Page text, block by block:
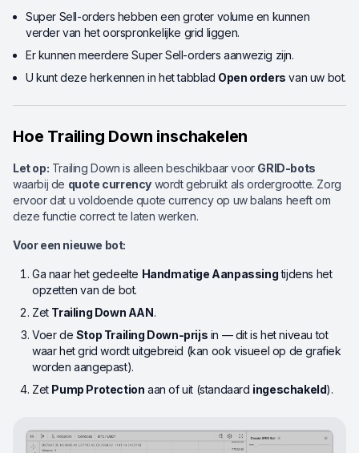
Super Sell-orders hebben een groter volume en kunnen
verder van het oorspronkelijke grid liggen.
Er kunnen meerdere Super Sell-orders aanwezig zijn.
U kunt deze herkennen in het tabblad Open orders van uw bot.
Hoe Trailing Down inschakelen
Let op: Trailing Down is alleen beschikbaar voor GRID-bots
waarbij de quote currency wordt gebruikt als ordergrootte. Zorg
ervoor dat u voldoende quote currency op uw balans heeft om
deze functie correct te laten werken.
Voor een nieuwe bot:
Ga naar het gedeelte Handmatige Aanpassingtijdens het
opzetten van de bot.
Zet Trailing Down AAN.
Voer de Stop Trailing Down-prijs in — dit is het niveau tot
waar het grid wordt uitgebreid (kan ook visueel op de grafiek
worden aangepast).
Zet Pump Protection aan of uit (standaard ingeschakeld).